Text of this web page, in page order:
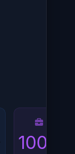
100+